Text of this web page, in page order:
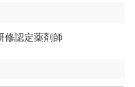
修認定薬剤師